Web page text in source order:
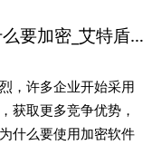
电脑文件加密软件_企业文件为什么要加密_艾特盾数据安全防护系统
，许多企业开始采用
获取更多竞争优势，
什么要使用加密软件